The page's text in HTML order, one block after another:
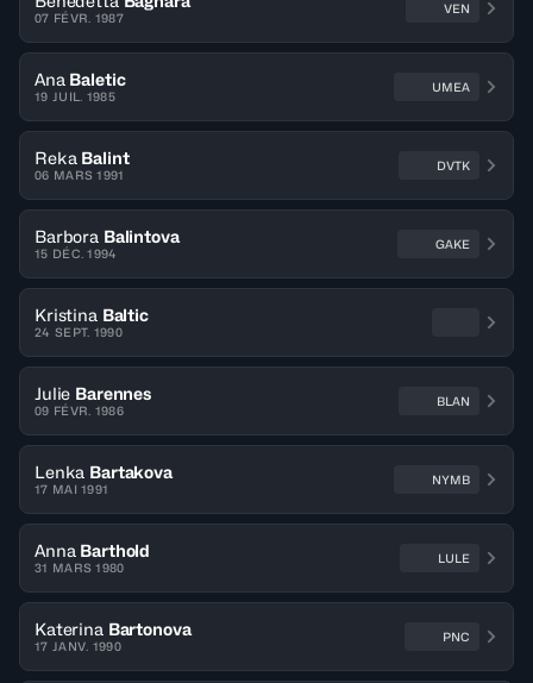
07 FÉVR. 1987
VEN
Ana Baletic
19 JUIL. 1985
UMEA
Reka Balint
06 MARS 1991
DVTK
Barbora Balintova
15 DÉC. 1994
GAKE
Kristina Baltic
24 SEPT. 1990
Julie Barennes
09 FÉVR. 1986
BLAN
Lenka Bartakova
17 MAI 1991
NYMB
Anna Barthold
31 MARS 1980
LULE
Katerina Bartonova
17 JANV. 1990
PNC